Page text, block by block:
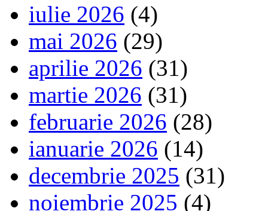
iulie 2026 (4)
mai 2026 (29)
aprilie 2026 (31)
martie 2026 (31)
februarie 2026 (28)
ianuarie 2026 (14)
decembrie 2025 (31)
noiembrie 2025 (4)